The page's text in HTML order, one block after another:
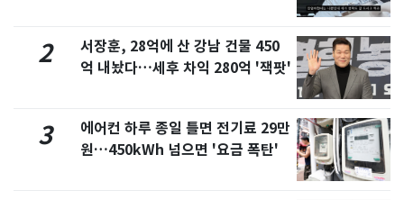
2
서장훈, 28억에 산 강남 건물 450
억 내놨다…세후 차익 280억 '잭팟'
3
에어컨 하루 종일 틀면 전기료 29만
원…450kWh 넘으면 '요금 폭탄'